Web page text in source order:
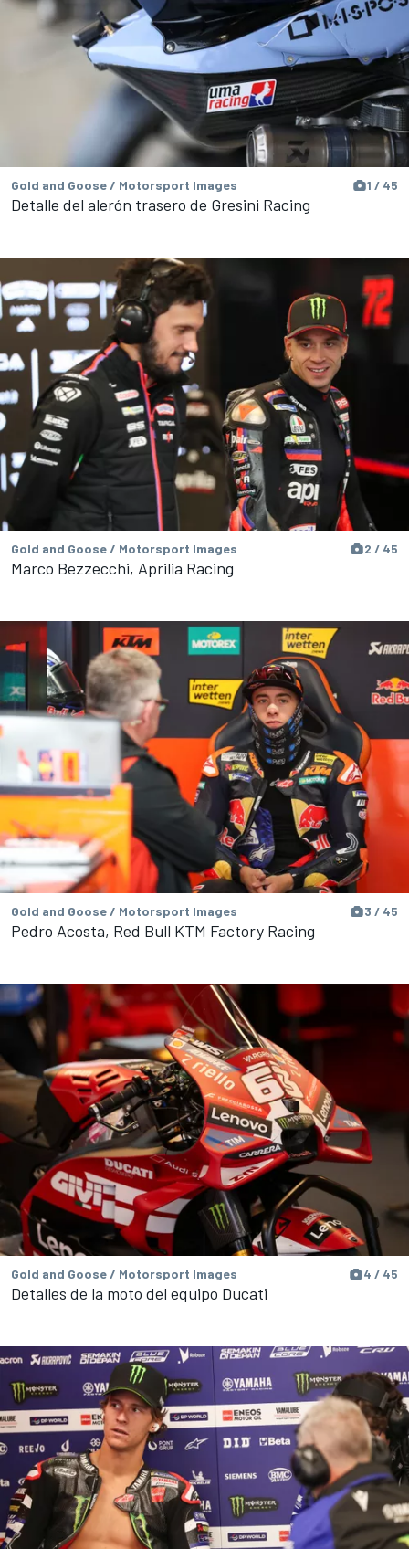
Gold and Goose / Motorsport Images 1 / 45
Detalle del alerón trasero de Gresini Racing
Gold and Goose / Motorsport Images 2 / 45
Marco Bezzecchi, Aprilia Racing
Gold and Goose / Motorsport Images 3 / 45
Pedro Acosta, Red Bull KTM Factory Racing
Gold and Goose / Motorsport Images 4 / 45
Detalles de la moto del equipo Ducati